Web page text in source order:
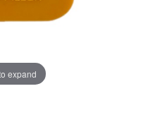
expand